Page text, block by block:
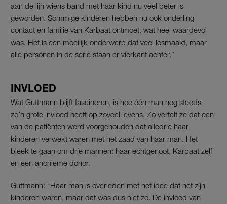
aan de lijn wiens band met haar kind nu veel beter is
geworden. Sommige kinderen hebben nu ook onderling
contact en familie van Karbaat ontmoet, wat heel waardevol
was. Het is een moeilijk onderwerp dat veel losmaakt, maar
alle personen in de serie staan er vierkant achter.”
INVLOED
Wat Guttmann blijft fascineren, is hoe één man nog steeds
zo’n grote invloed heeft op zoveel levens. Zo vertelt ze dat een
van de patiënten werd voorgehouden dat alledrie haar
kinderen verwekt waren met het zaad van haar man. Het
bleek te gaan om dríe mannen: haar echtgenoot, Karbaat zelf
en een anonieme donor.
Guttmann: “Haar man is overleden met het idee dat het zíjn
kinderen waren, maar dat was dus niet zo. De invloed van